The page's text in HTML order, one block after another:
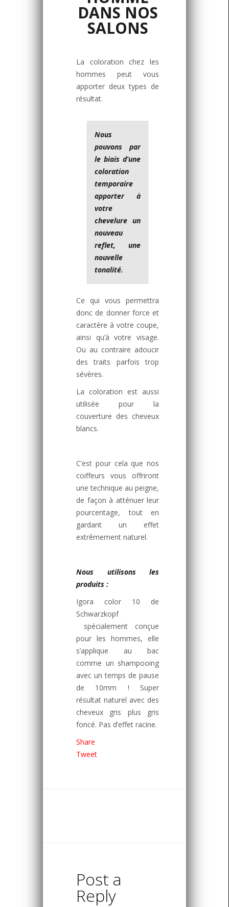
DANS NOS
SALONS
La coloration chez les
hommes peut vous
apporter deux types de
résultat.
Nous
pouvons par
le biais d’une
coloration
temporaire
apporter à
votre
chevelure un
nouveau
reflet, une
nouvelle
tonalité.
Ce qui vous permettra
donc de donner force et
caractère à votre coupe,
ainsi qu’à votre visage.
Ou au contraire adoucir
des traits parfois trop
sévères.
La coloration est aussi
utilisée pour la
couverture des cheveux
blancs.
C’est pour cela que nos
coiffeurs vous offriront
une technique au peigne,
de façon à atténuer leur
pourcentage, tout en
gardant un effet
extrêmement naturel.
Nous utilisons les
produits :
Igora color 10 de
Schwarzkopf
spécialement conçue
pour les hommes, elle
s’applique au bac
comme un shampooing
avec un temps de pause
de 10mm ! Super
résultat naturel avec des
cheveux gris plus gris
foncé. Pas d’effet racine.
Share
Tweet
Post a
Reply